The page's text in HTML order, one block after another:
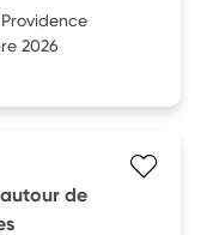
2026
de